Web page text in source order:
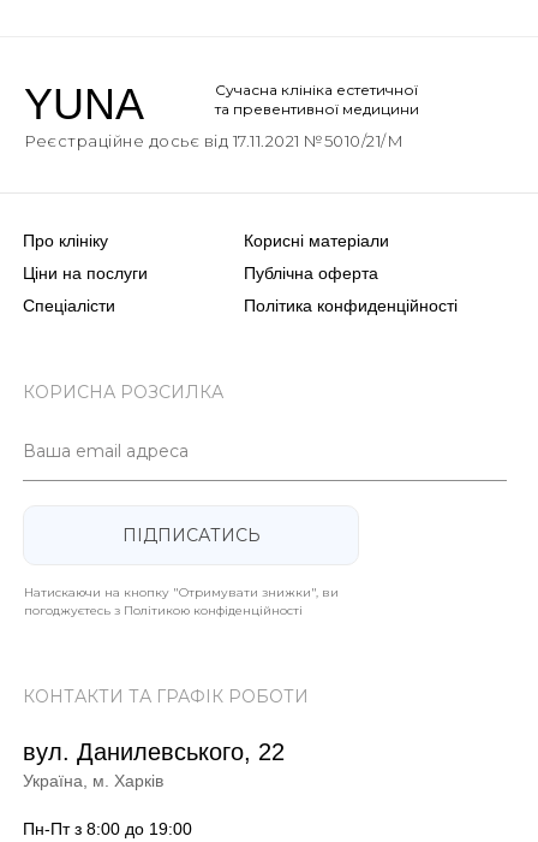
Про клініку
Ціни на послуги
Спеціалісти
Корисні матеріали
вул. Данилевського, 22
Пн-Пт з 8:00 до 19:00
Публічна оферта
Політика конфиденційності
Україна, м. Харків
Ваша email адреса
ПІДПИСАТИСЬ
Натискаючи на кнопку "Отримувати знижки", ви
погоджуєтесь з Політикою конфіденційності
КОРИСНА РОЗСИЛКА
КОНТАКТИ ТА ГРАФІК РОБОТИ
Сучасна клініка естетичної
та превентивної медицини
YUNA
Реєстраційне досьє від 17.11.2021 №5010/21/М